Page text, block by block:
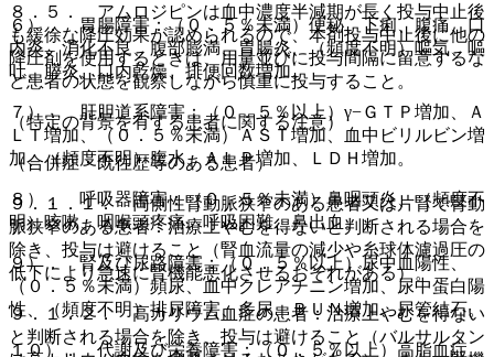
８．５． アムロジピンは血中濃度半減期が長く投与中止後
も緩徐な降圧効果が認められるので、本剤投与中止後に他の
降圧剤を使用するときは、用量並びに投与間隔に留意するな
ど患者の状態を観察しながら慎重に投与すること。
（特定の背景を有する患者に関する注意）
（合併症・既往歴等のある患者）
９．１．１． 両側性腎動脈狭窄のある患者又は片腎で腎動
脈狭窄のある患者：治療上やむを得ないと判断される場合を
除き、投与は避けること（腎血流量の減少や糸球体濾過圧の
低下により急速に腎機能悪化させるおそれがある）。
９．１．２． 高カリウム血症の患者：治療上やむを得ない
と判断される場合を除き、投与は避けること（バルサルタン
６）． 胃腸障害：（０．５％未満）便秘、下痢、腹痛、口
内炎、消化不良、腹部膨満、胃腸炎、（頻度不明）嘔気、嘔
吐、膵炎、口内乾燥、排便回数増加。
７）． 肝胆道系障害：（０．５％以上）γ−ＧＴＰ増加、Ａ
ＬＴ増加、（０．５％未満）ＡＳＴ増加、血中ビリルビン増
加、（頻度不明）腹水、ＡＬＰ増加、ＬＤＨ増加。
８）． 呼吸器障害：（０．５％未満）鼻咽頭炎、（頻度不
明）咳嗽、咽喉頭疼痛、呼吸困難、鼻出血。
９）． 腎及び尿路障害：（０．５％以上）尿中血陽性、
（０．５％未満）頻尿、血中クレアチニン増加、尿中蛋白陽
性、（頻度不明）排尿障害、多尿、ＢＵＮ増加、尿管結石。
１０）． 代謝及び栄養障害：（０．５％以上）高脂血症、